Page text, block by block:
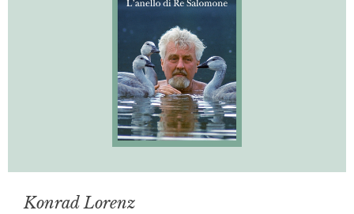
Konrad Lorenz